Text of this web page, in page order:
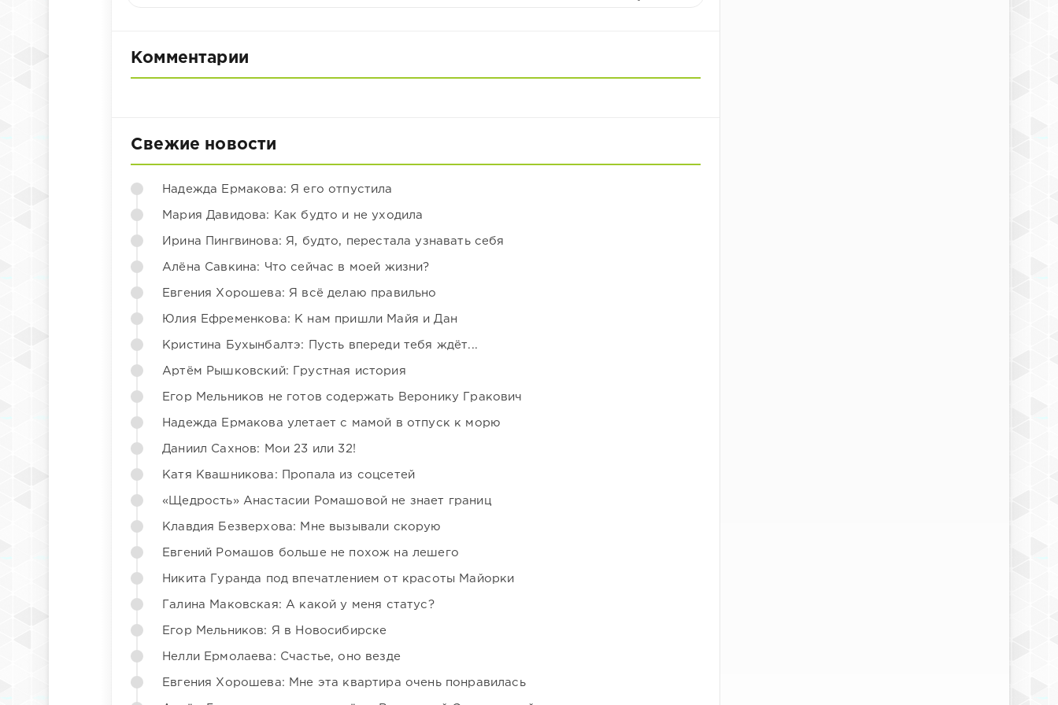
Комментарии
Свежие новости
Надежда Ермакова: Я его отпустила
Мария Давидова: Как будто и не уходила
Ирина Пингвинова: Я, будто, перестала узнавать себя
Алёна Савкина: Что сейчас в моей жизни?
Евгения Хорошева: Я всё делаю правильно
Юлия Ефременкова: К нам пришли Майя и Дан
Кристина Бухынбалтэ: Пусть впереди тебя ждёт...
Артём Рышковский: Грустная история
Егор Мельников не готов содержать Веронику Гракович
Надежда Ермакова улетает с мамой в отпуск к морю
Даниил Сахнов: Мои 23 или 32!
Катя Квашникова: Пропала из соцсетей
«Щедрость» Анастасии Ромашовой не знает границ
Клавдия Безверхова: Мне вызывали скорую
Евгений Ромашов больше не похож на лешего
Никита Гуранда под впечатлением от красоты Майорки
Галина Маковская: А какой у меня статус?
Егор Мельников: Я в Новосибирске
Нелли Ермолаева: Счастье, оно везде
Евгения Хорошева: Мне эта квартира очень понравилась